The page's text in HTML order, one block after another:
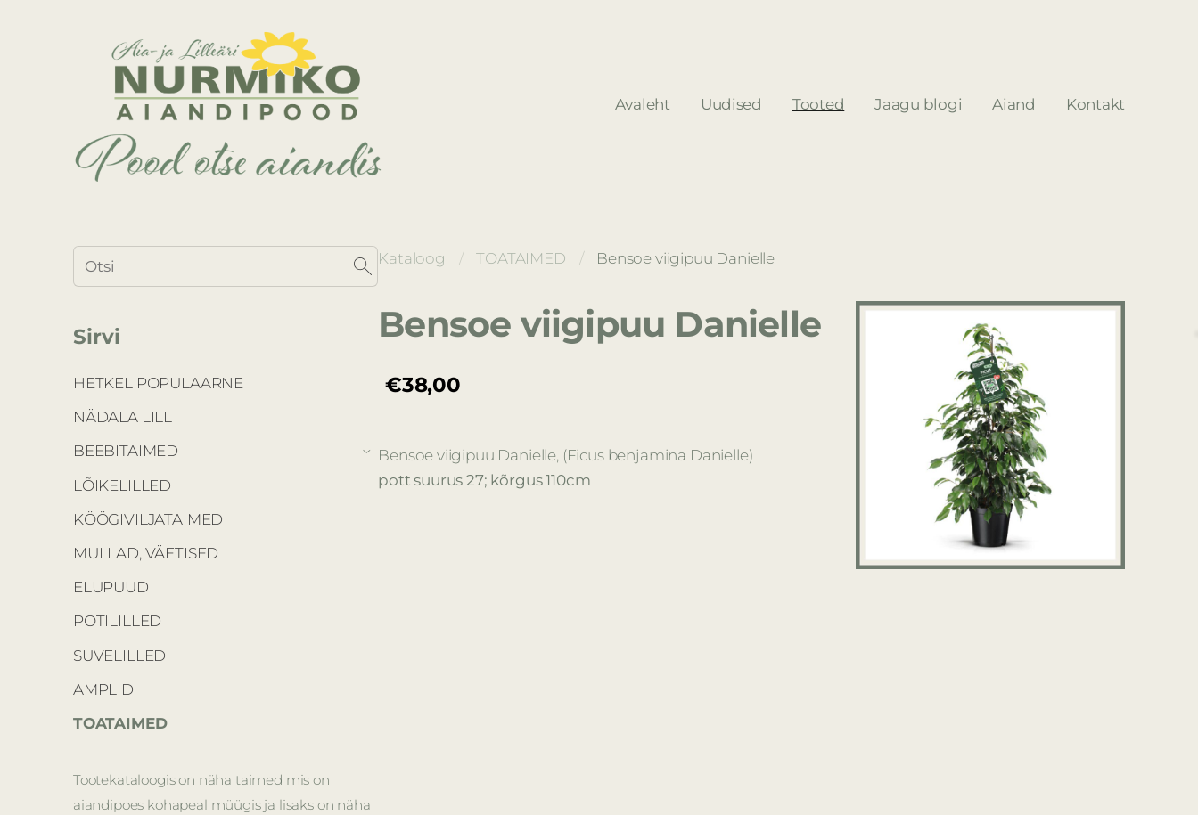
Avaleht Uudised Tooted Jaagu blogi Aiand Kontakt
Sirvi
HETKEL POPULAARNE
NÄDALA LILL
BEEBITAIMED
›
LÕIKELILLED
KÖÖGIVILJATAIMED
MULLAD, VÄETISED
ELUPUUD
POTILILLED
SUVELILLED
AMPLID
TOATAIMED
Tootekataloogis on näha taimed mis on
aiandipoes kohapeal müügis ja lisaks on näha
Kataloog TOATAIMED Bensoe viigipuu Danielle
Bensoe viigipuu Danielle
€38,00
Bensoe viigipuu Danielle, (Ficus benjamina Danielle)
pott suurus 27; kõrgus 110cm